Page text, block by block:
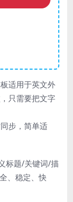
适用于英文外
只需要把文字
步，简单适
标题/关键词/描
、稳定、快